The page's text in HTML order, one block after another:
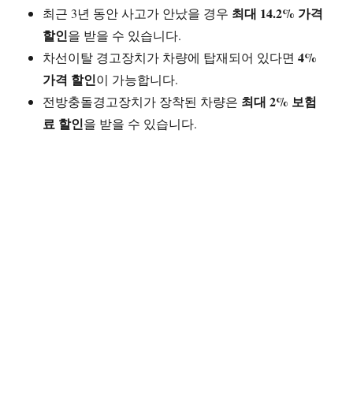
최근 3년 동안 사고가 안났을 경우 최대 14.2% 가격
할인을 받을 수 있습니다.
차선이탈 경고장치가 차량에 탑재되어 있다면4%
가격 할인이 가능합니다.
전방충돌경고장치가 장착된 차량은 최대 2% 보험
료 할인을 받을 수 있습니다.